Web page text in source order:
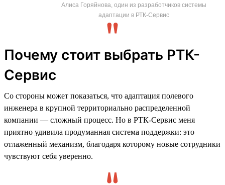
Алиса Горяйнова, один из разработчиков системы
адаптации в РТК-Сервис
Почему стоит выбрать РТК-
Сервис
Со стороны может показаться, что адаптация полевого
инженера в крупной территориально распределенной
компании — сложный процесс. Но в РТК-Сервис меня
приятно удивила продуманная система поддержки: это
отлаженный механизм, благодаря которому новые сотрудники
чувствуют себя уверенно.